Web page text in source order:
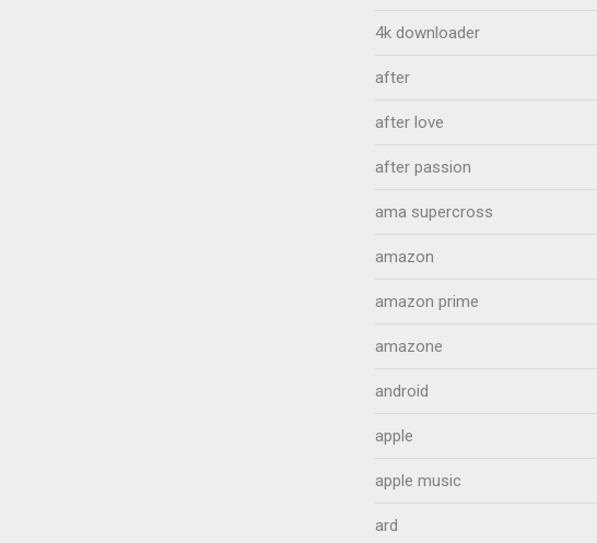
4k downloader
after
after love
after passion
ama supercross
amazon
amazon prime
amazone
android
apple
apple music
ard